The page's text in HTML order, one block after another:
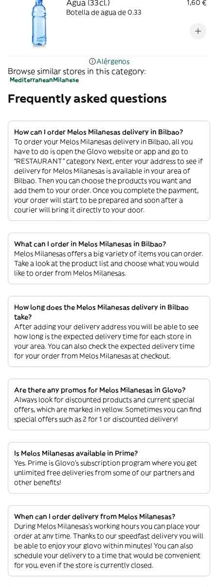
Agua (33cl.)
1,60 €
Botella de agua de 0.33
Alérgenos
Browse similar stores in this category:
MediterraneanMilanese
Frequently asked questions
How can I order Melos Milanesas delivery in Bilbao?
To order your Melos Milanesas delivery in Bilbao, all you
have to do is open the Glovo website or app and go to
“RESTAURANT” category. Next, enter your address to see if
delivery for Melos Milanesas is available in your area of
Bilbao. Then you can choose the products you want and
add them to your order. Once you complete the payment,
your order will start to be prepared and soon after a
courier will bring it directly to your door.
What can I order in Melos Milanesas in Bilbao?
Melos Milanesas offers a big variety of items you can order.
Take a look at the product list and choose what you would
like to order from Melos Milanesas.
How long does the Melos Milanesas delivery in Bilbao
take?
After adding your delivery address you will be able to see
how long is the expected delivery time for each store in
your area. You can also check the expected delivery time
for your order from Melos Milanesas at checkout.
Are there any promos for Melos Milanesas in Glovo?
Always look for discounted products and current special
offers, which are marked in yellow. Sometimes you can find
special offers such as 2 for 1 or discounted delivery!
Is Melos Milanesas available in Prime?
Yes. Prime is Glovo’s subscription program where you get
unlimited free deliveries from some of our partners and
other benefits!
When can I order delivery from Melos Milanesas?
During Melos Milanesas’s working hours you can place your
order at any time. Thanks to our speedfast delivery you will
be able to enjoy your glovo within minutes! You can also
schedule your delivery to a time that would be convenient
for you, even if the store is currently closed.